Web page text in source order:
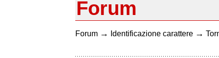
Forum
Forum → Identificazione carattere →